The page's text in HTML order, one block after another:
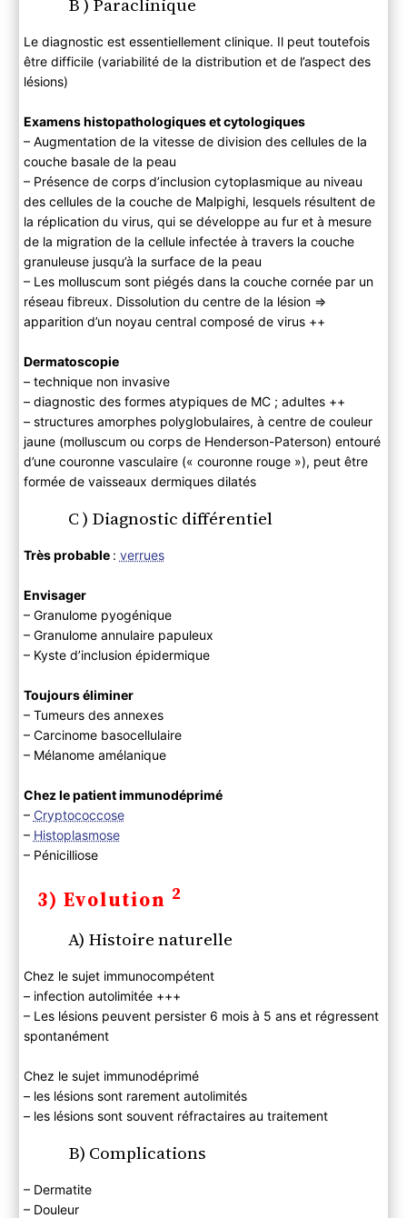
Le diagnostic est essentiellement clinique. Il peut toutefois
être difficile (variabilité de la distribution et de l’aspect des
lésions)
Examens histopathologiques et cytologiques
– Augmentation de la vitesse de division des cellules de la
couche basale de la peau
– Présence de corps d’inclusion cytoplasmique au niveau
des cellules de la couche de Malpighi, lesquels résultent de
la réplication du virus, qui se développe au fur et à mesure
de la migration de la cellule infectée à travers la couche
granuleuse jusqu’à la surface de la peau
– Les molluscum sont piégés dans la couche cornée par un
réseau fibreux. Dissolution du centre de la lésion ⇒
apparition d’un noyau central composé de virus ++
Dermatoscopie
– technique non invasive
– diagnostic des formes atypiques de MC ; adultes ++
– structures amorphes polyglobulaires, à centre de couleur
jaune (molluscum ou corps de Henderson-Paterson) entouré
d’une couronne vasculaire (« couronne rouge »), peut être
formée de vaisseaux dermiques dilatés
C ) Diagnostic différentiel
Très probable : verrues
Envisager
– Granulome pyogénique
– Granulome annulaire papuleux
– Kyste d’inclusion épidermique
Toujours éliminer
– Tumeurs des annexes
– Carcinome basocellulaire
– Mélanome amélanique
Chez le patient immunodéprimé
– Cryptococcose
– Histoplasmose
– Pénicilliose
3) Evolution 2
A) Histoire naturelle
Chez le sujet immunocompétent
– infection autolimitée +++
– Les lésions peuvent persister 6 mois à 5 ans et régressent
spontanément
Chez le sujet immunodéprimé
– les lésions sont rarement autolimités
– les lésions sont souvent réfractaires au traitement
B) Complications
– Dermatite
– Douleur